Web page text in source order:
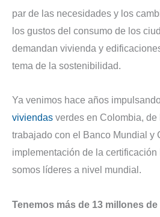
par de las necesidades y los
los gustos del consumo de los
demandan vivienda y
tema de la sostenibilidad.
Ya venimos hace años
viviendas verdes en Colombia, de
trabajado con el Banco Mundial y
implementación de la
somos líderes a nivel mundial.
Tenemos más de 13 millones